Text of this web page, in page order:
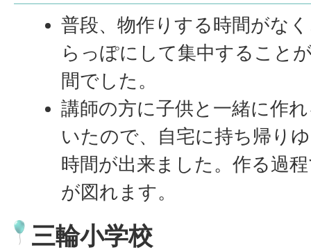
普段、物作りする時間がな
らっぽにして集中すること
間でした。
講師の方に子供と一緒に作
いたので、自宅に持ち帰り
時間が出来ました。作る過
が図れます。
三輪小学校